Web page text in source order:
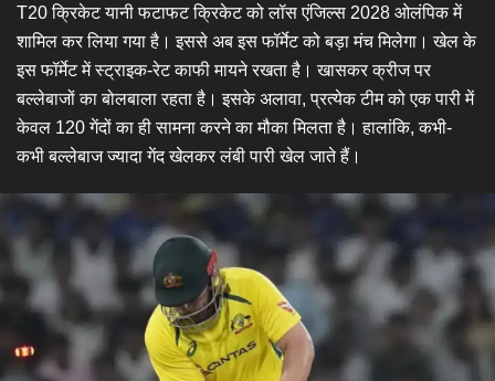
T20 क्रिकेट यानी फटाफट क्रिकेट को लॉस एंजिल्स 2028 ओलंपिक में
शामिल कर लिया गया है। इससे अब इस फॉर्मेट को बड़ा मंच मिलेगा। खेल के
इस फॉर्मेट में स्ट्राइक-रेट काफी मायने रखता है। खासकर क्रीज पर
बल्लेबाजों का बोलबाला रहता है। इसके अलावा, प्रत्येक टीम को एक पारी में
केवल 120 गेंदों का ही सामना करने का मौका मिलता है। हालांकि, कभी-
कभी बल्लेबाज ज्यादा गेंद खेलकर लंबी पारी खेल जाते हैं।